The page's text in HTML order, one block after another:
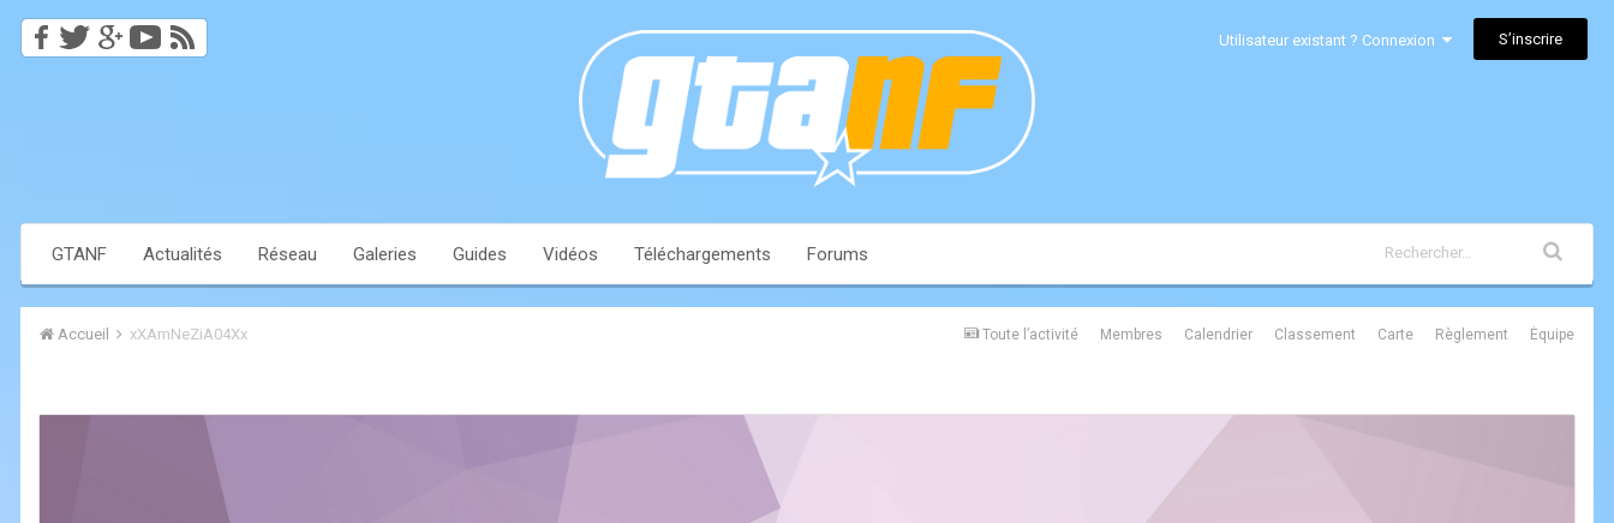
Utilisateur existant ? Connexion S’inscrire
GTANF Actualités Réseau Galeries Guides Vidéos Téléchargements Forums
Toute l’activité Membres Calendrier Classement Carte Règlement Équipe
Accueil xXAmNeZiA04Xx